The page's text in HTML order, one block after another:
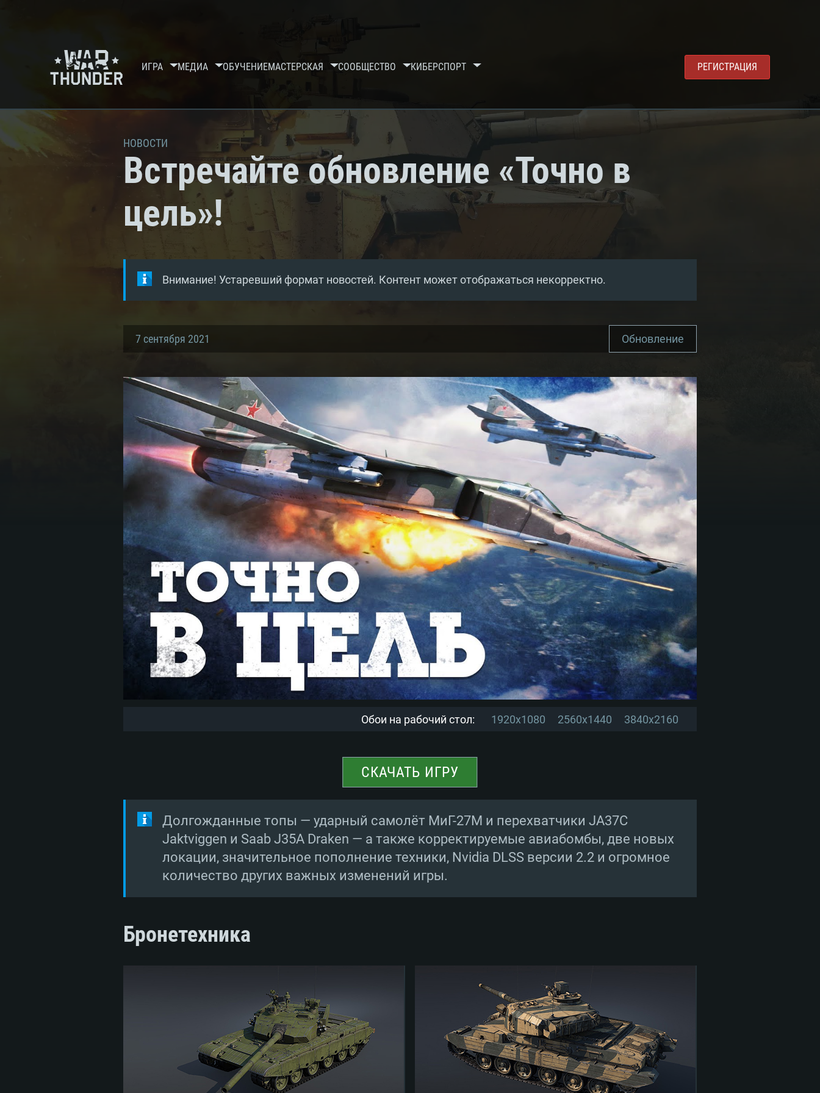
ИГРА МЕДИА ОБУЧЕНИЕМАСТЕРСКАЯ СООБЩЕСТВО КИБЕРСПОРТ РЕГИСТРАЦИЯ
НОВОСТИ
Встречайте обновление «Точно в
цель»!
Внимание! Устаревший формат новостей. Контент может отображаться некорректно.
7 сентября 2021 Обновление
Обои на рабочий стол: 1920x1080 2560x1440 3840x2160
СКАЧАТЬ ИГРУ
Долгожданные топы — ударный самолёт МиГ-27М и перехватчики JA37C
Jaktviggen и Saab J35A Draken — а также корректируемые авиабомбы, две новых
локации, значительное пополнение техники, Nvidia DLSS версии 2.2 и огромное
количество других важных изменений игры.
Бронетехника